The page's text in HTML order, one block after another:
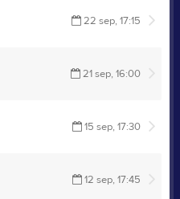
22 sep, 17:15
21 sep, 16:00
15 sep, 17:30
12 sep, 17:45